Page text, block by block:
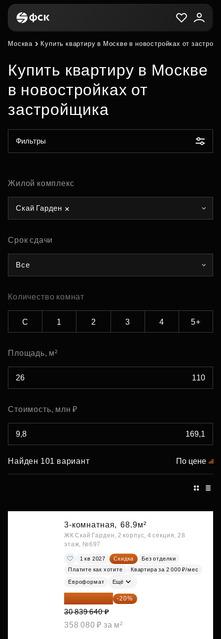
Москва Купить квартиру в Москве в новостройках от
Купить квартиру в Москве
в новостройках от
застройщика
Фильтры
Жилой комплекс
Скай Гарден
Срок сдачи
Все
Количество комнат
С 1 2 3 4 5+
Площадь, м²
Стоимость, млн ₽
Найден 101 вариант По цене
3-комнатная, 68.9м²
ЖК Скай Гарден, 2 корпус, 4 секция, 28
этаж, №697
1 кв 2027 Скидка
Без отделки
Платите как хотите
Квартира за 2 000 ₽/мес
Евроформат Ещё
24 671 712 ₽ -20%
30 839 640 ₽
358 080 ₽ за м²